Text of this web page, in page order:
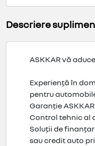
Descriere
ASKKAR vă
Experiență în
pentru
Garanție ASKKAR
Control tehnic al
Soluții de
sau credit auto